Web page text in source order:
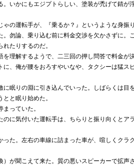
いかにもエジプトらしい、塗装が禿げて錆が
の運転手が、『乗るか？』というような身振り
勿論、乗り込む前に料金交渉を欠かさずに。
たりするのだ。
理解するようで、二三回の押し問答で料金が決
、俺が腰をおろすやいなや、タクシーは猛ス
眠りの淵に引き込んでいった。しばらくは目
と眠り始めた。
っていた。
に気付いた運転手は、ちらりと振り向くとア
た。左右の車線に詰まった車が、喧しくクラ
が聞こえて来た。質の悪いスピーカーで拡声